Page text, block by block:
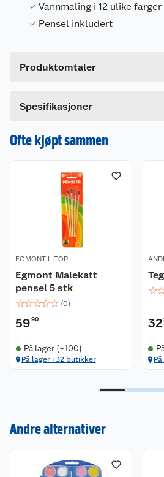
Vannmaling i 12 ulike farger
Pensel inkludert
Produktomtaler
Dette produktet har ikke fått
en omtale.
Spesifikasjoner
Forpakningsmål
Ofte kjøpt sammen
EGMONT LITOR
Egmont Malekatt
pensel 5 stk
☆☆☆☆☆ (0)
5990
På lager (+100)
På lager i 32 butikker
☆
32
Andre alternativer
Nyheter
Angre- og returrett